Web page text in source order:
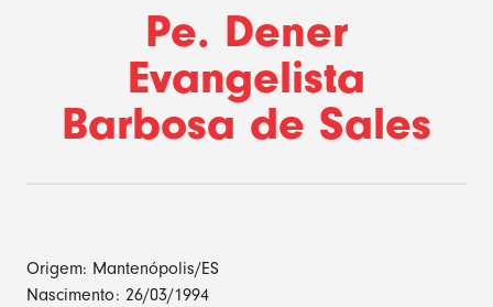
Pe. Dener
Evangelista
Barbosa de Sales
Origem: Mantenópolis/ES
Nascimento: 26/03/1994